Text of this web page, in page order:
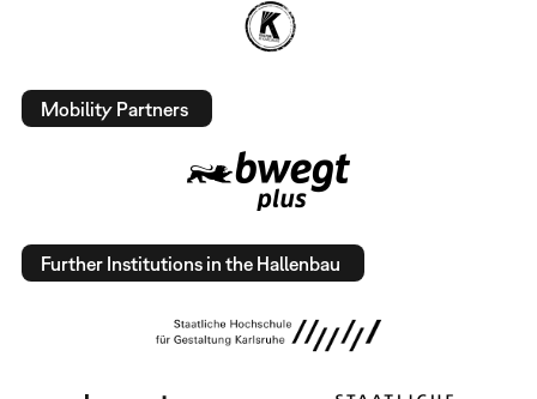
Mobility Partners
Further Institutions in the Hallenbau